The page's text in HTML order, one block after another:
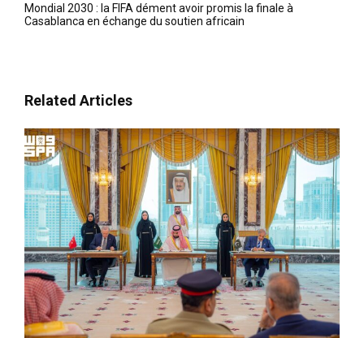
Mondial 2030 : la FIFA dément avoir promis la finale à
Casablanca en échange du soutien africain
Related Articles